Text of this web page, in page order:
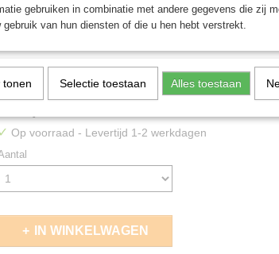
(24ml)
Marian
6,30
✓ Op voorraad - Levertijd 1-2 werkdagen
IN WINKELWAGEN
gebruiken in combinatie met andere gegevens die zij
gebruik van hun diensten of die u hen hebt verstrekt.
tonen Selectie toestaan Alles toestaan